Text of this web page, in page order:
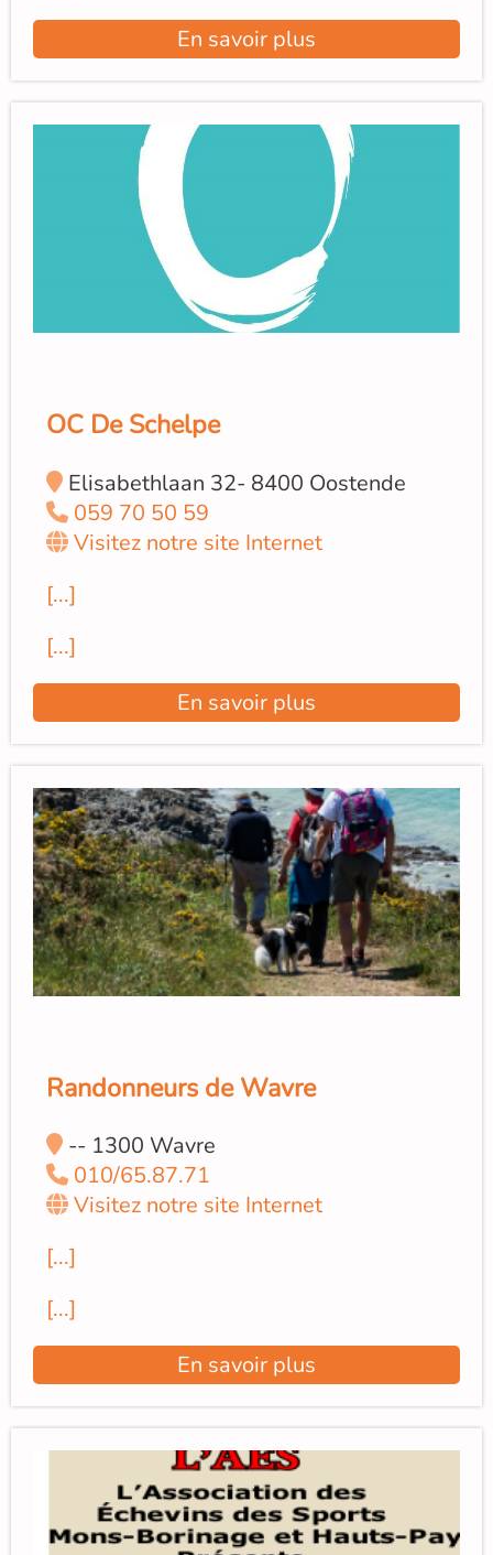
En savoir plus
OC De Schelpe
Elisabethlaan 32- 8400 Oostende
059 70 50 59
Visitez notre site Internet
[...]
[...]
En savoir plus
Randonneurs de Wavre
-- 1300 Wavre
010/65.87.71
Visitez notre site Internet
[...]
[...]
En savoir plus